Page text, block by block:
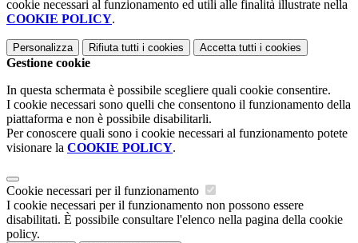
cookie necessari al funzionamento ed utili alle finalità illustrate nella
COOKIE POLICY.
Personalizza Rifiuta tutti i cookies Accetta tutti i cookies
Gestione cookie
In questa schermata è possibile scegliere quali cookie consentire.
I cookie necessari sono quelli che consentono il funzionamento della
piattaforma e non è possibile disabilitarli.
Per conoscere quali sono i cookie necessari al funzionamento potete
visionare la COOKIE POLICY.
Cookie necessari per il funzionamento
I cookie necessari per il funzionamento non possono essere
disabilitati. È possibile consultare l'elenco nella pagina della cookie
policy.